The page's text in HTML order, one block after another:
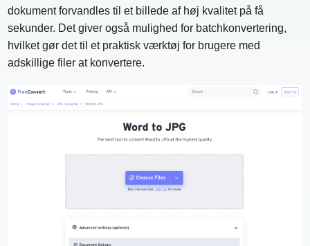
dokument forvandles til et billede af høj kvalitet på få
sekunder. Det giver også mulighed for batchkonvertering,
hvilket gør det til et praktisk værktøj for brugere med
adskillige filer at konvertere.